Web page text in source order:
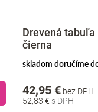
Drevená tabuľa
čierna
skladom doručíme
52,83 €
42,95 € bez DPH